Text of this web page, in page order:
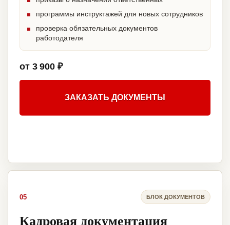
программы инструктажей для новых сотрудников
проверка обязательных документов
работодателя
от 3 900 ₽
ЗАКАЗАТЬ ДОКУМЕНТЫ
05 БЛОК ДОКУМЕНТОВ
Кадровая документация